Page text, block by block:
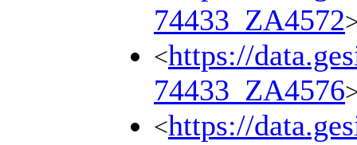
74433_ZA4572
<https://
74433_ZA4576
<https://